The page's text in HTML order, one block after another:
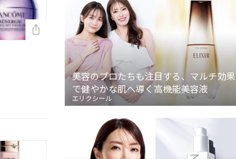
美容のプロたちも注目する、マルチ効果
で健やかな肌へ導く高機能美容液
エリクシール